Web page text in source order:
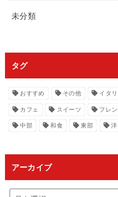
未分類
タグ
おすすめ その他 イタ
カフェ スイーツ フレ
中部 和食 東部
アーカイブ